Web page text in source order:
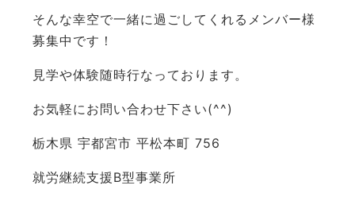
そんな幸空で一緒に過ごしてくれるメンバー様
募集中です！
見学や体験随時行なっております。
お気軽にお問い合わせ下さい(^^)
栃木県 宇都宮市 平松本町 756
就労継続支援B型事業所